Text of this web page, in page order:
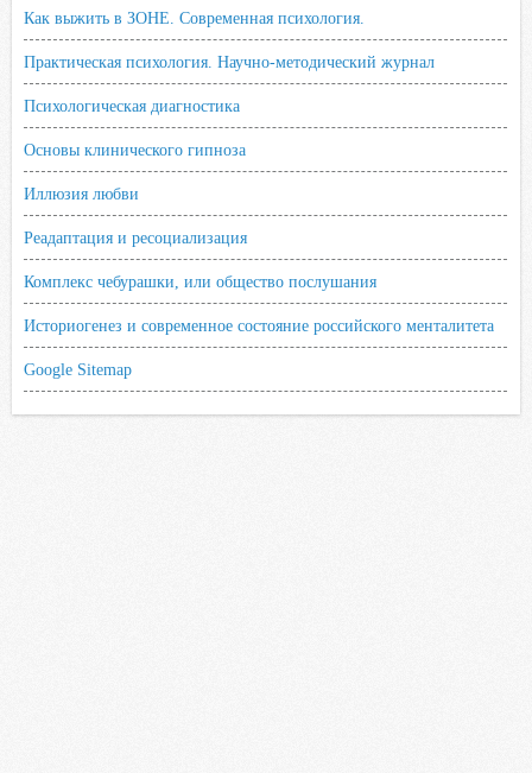
Как выжить в ЗОНЕ. Современная психология.
Практическая психология. Научно-методический журнал
Психологическая диагностика
Основы клинического гипноза
Иллюзия любви
Реадаптация и ресоциализация
Комплекс чебурашки, или общество послушания
Историогенез и современное состояние российского менталитета
Google Sitemap